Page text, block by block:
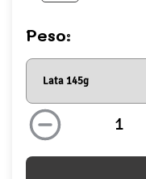
Peso: